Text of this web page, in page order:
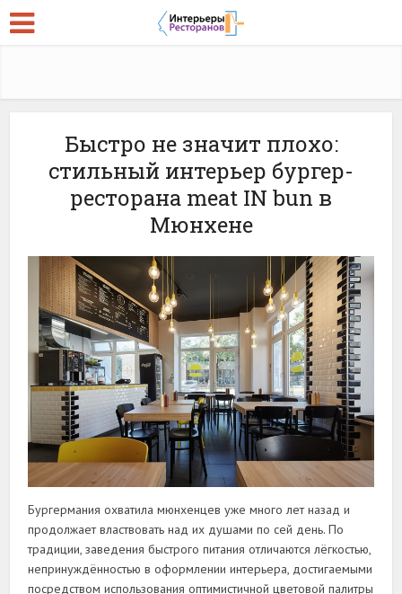
Быстро не значит плохо:
стильный интерьер бургер-
ресторана meat IN bun в
Мюнхене
Бургермания охватила мюнхенцев уже много лет назад и
продолжает властвовать над их душами по сей день. По
традиции, заведения быстрого питания отличаются лёгкостью,
непринуждённостью в оформлении интерьера, достигаемыми
посредством использования оптимистичной цветовой палитры